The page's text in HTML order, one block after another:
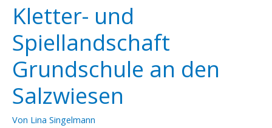
Kletter- und
Spiellandschaft
Grundschule an den
Salzwiesen
Von Lina Singelmann